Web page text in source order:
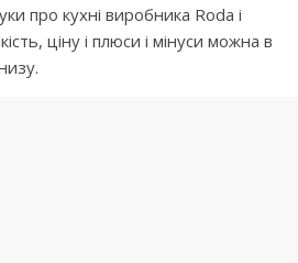
про кухні виробника Roda і
ціну і плюси і мінуси можна в